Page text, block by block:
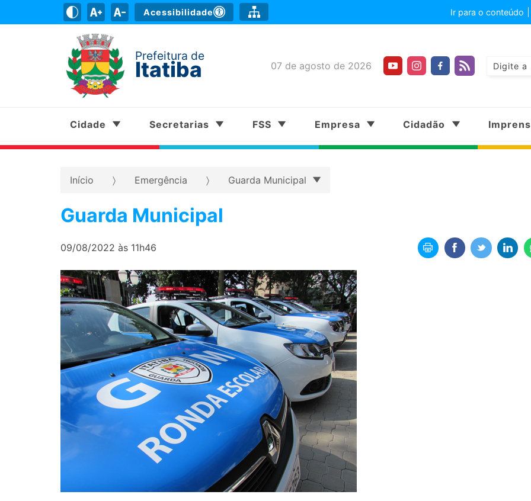
Acessibilidade Ir para o conteúdo
Prefeitura de
Itatiba 07 de agosto de 2026
Cidade Secretarias FSS Empresa Cidadão
Início Emergência Guarda Municipal
Guarda Municipal
09/08/2022 às 11h46